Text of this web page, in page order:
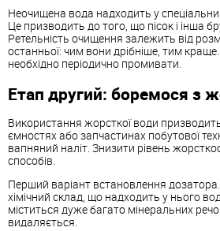
Неочищена вода надходить у
Це призводить до того, що пісок і інша
Ретельність очищення залежить від
останньої: чим вони дрібніше, тим краще.
необхідно періодично промивати.
Етап другий: боремося з
Використання жорсткої води
ємностях або запчастинах побутової
вапняний наліт. Знизити рівень
способів.
Перший варіант встановлення
хімічний склад, що надходить у нього
міститься дуже багато мінеральних
видаляється.